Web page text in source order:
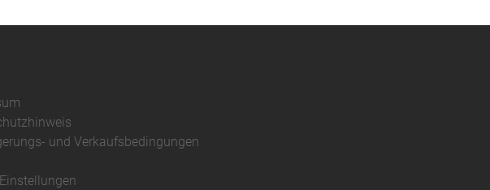
und Verkaufsbedingungen